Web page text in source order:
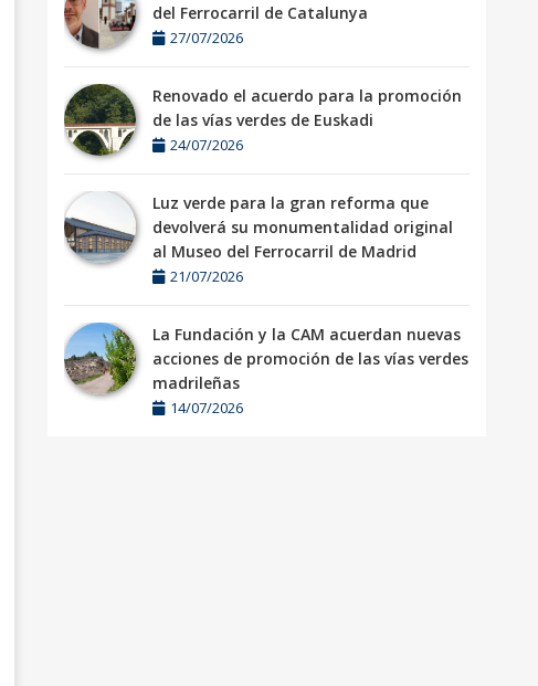
del Ferrocarril de Catalunya
27/07/2026
Renovado el acuerdo para la promoción
de las vías verdes de Euskadi
24/07/2026
Luz verde para la gran reforma que
devolverá su monumentalidad original
al Museo del Ferrocarril de Madrid
21/07/2026
La Fundación y la CAM acuerdan nuevas
acciones de promoción de las vías verdes
madrileñas
14/07/2026